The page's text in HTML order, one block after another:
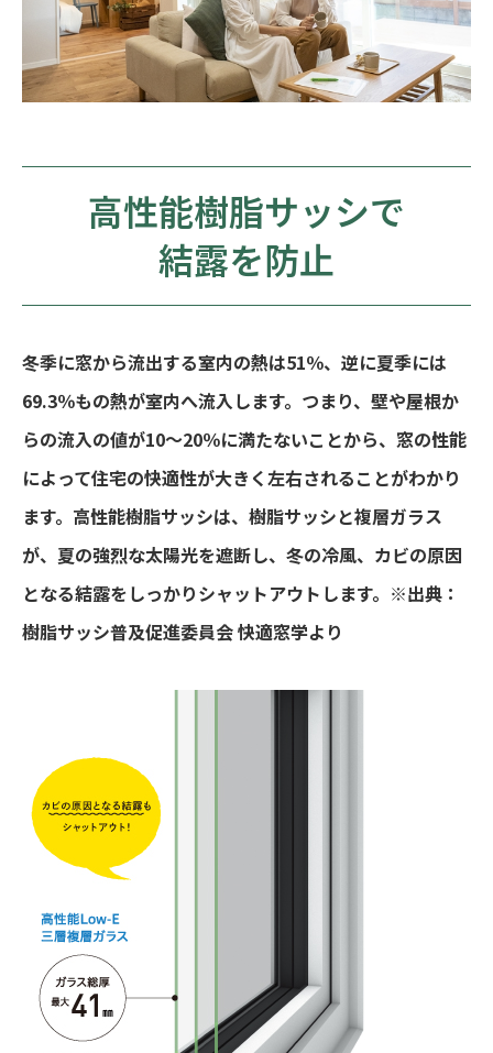
高性能樹脂サッシで
結露を防止
冬季に窓から流出する室内の熱は51％、逆に夏季には
69.3％もの熱が室内へ流入します。つまり、壁や屋根か
らの流入の値が10～20％に満たないことから、窓の性能
によって住宅の快適性が大きく左右されることがわかり
ます。高性能樹脂サッシは、樹脂サッシと複層ガラス
が、夏の強烈な太陽光を遮断し、冬の冷風、カビの原因
となる結露をしっかりシャットアウトします。※出典：
樹脂サッシ普及促進委員会 快適窓学より